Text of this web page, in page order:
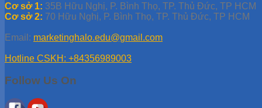
Cơ sở 1: 35B Hữu Nghị, P. Bình Thọ, TP. Thủ Đức, TP HCM
Cơ sở 2: 70 Hữu Nghị, P. Bình Thọ, TP. Thủ Đức, TP HCM
Email: marketinghalo.edu@gmail.com
Hotline CSKH: +84356989003
Follow Us On